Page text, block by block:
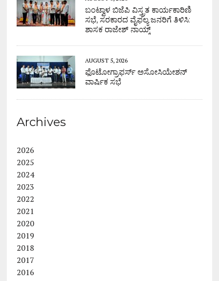
ಬಂಟ್ವಾಳ ಬಿಜೆಪಿ ವಿಸ್ತ್ರತ ಕಾರ್ಯಕಾರಿಣಿ
ಸಭೆ, ಸರಕಾರದ ವೈಫಲ್ಯ ಜನರಿಗೆ ತಿಳಿಸಿ:
ಶಾಸಕ ರಾಜೇಶ್ ನಾಯ್ಕ್
AUGUST 5, 2026
ಫೊಟೋಗ್ರಾಫರ್ಸ್ ಅಸೋಸಿಯೇಶನ್
ವಾರ್ಷಿಕ ಸಭೆ
Archives
2026
2025
2024
2023
2022
2021
2020
2019
2018
2017
2016